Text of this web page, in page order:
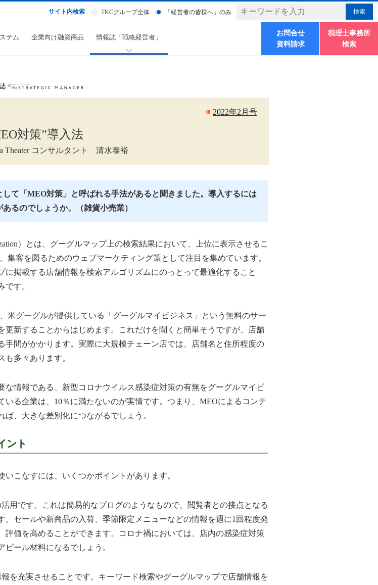
サイト内検索 TKCグループ全体 「経営者の皆様へ」のみ
テム 企業向け融資商品 情報誌「戦略経営者」
お問合せ
資料請求
税理士事務所
検索
2022年2月号
対策”導入法
Theater コンサルタント 清水泰裕
して「MEO対策」と呼ばれる手法があると聞きました。導入するには
るのでしょうか。（雑貨小売業）
）とは、グーグルマップ上の検索結果において、上位に表示させるこ
集客を図るためのウェブマーケティング策として注目を集めています。
に掲載する店舗情報を検索アルゴリズムにのっとって最適化すること
です。
米グーグルが提供している「グーグルマイビジネス」という無料のサー
更新することからはじめます。これだけを聞くと簡単そうですが、店舗
手間がかかります。実際に大規模チェーン店では、店舗名と住所程度の
多々あります。
情報である、新型コロナウイルス感染症対策の有無をグーグルマイビ
いる企業は、10％に満たないのが実情です。つまり、MEOによるコンテ
ば、大きな差別化につながるでしょう。
ント
こなすには、いくつかポイントがあります。
用です。これは簡易的なブログのようなもので、閲覧者との接点となる
。セールや新商品の入荷、季節限定メニューなどの情報を週に1回程度発
評価を高めることができます。コロナ禍においては、店内の感染症対策
ール材料になるでしょう。
を充実させることです。キーワード検索やグーグルマップで店舗情報を